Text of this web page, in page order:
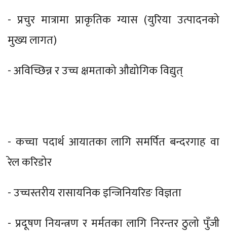
- प्रचुर मात्रामा प्राकृतिक ग्यास (युरिया उत्पादनको
मुख्य लागत)
- अविच्छिन्न र उच्च क्षमताको औद्योगिक विद्युत्
- कच्चा पदार्थ आयातका लागि समर्पित बन्दरगाह वा
रेल करिडोर
- उच्चस्तरीय रासायनिक इन्जिनियरिङ विज्ञता
- प्रदूषण नियन्त्रण र मर्मतका लागि निरन्तर ठुलो पुँजी